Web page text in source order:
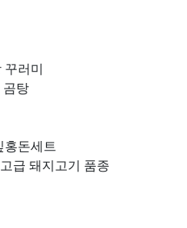
꾸러미
곰탕
홍돈세트
급 돼지고기 품종